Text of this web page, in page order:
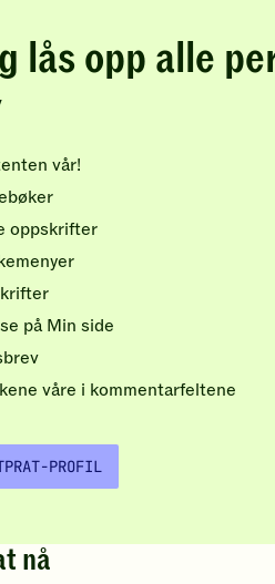
lås opp alle
vår!
oppskrifter
på Min side
våre i kommentarfeltene
PROFIL
nå